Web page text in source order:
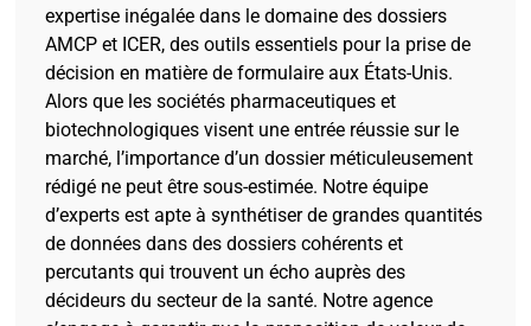
expertise inégalée dans le domaine des dossiers
AMCP et ICER, des outils essentiels pour la prise de
décision en matière de formulaire aux États-Unis.
Alors que les sociétés pharmaceutiques et
biotechnologiques visent une entrée réussie sur le
marché, l’importance d’un dossier méticuleusement
rédigé ne peut être sous-estimée. Notre équipe
d’experts est apte à synthétiser de grandes quantités
de données dans des dossiers cohérents et
percutants qui trouvent un écho auprès des
décideurs du secteur de la santé. Notre agence